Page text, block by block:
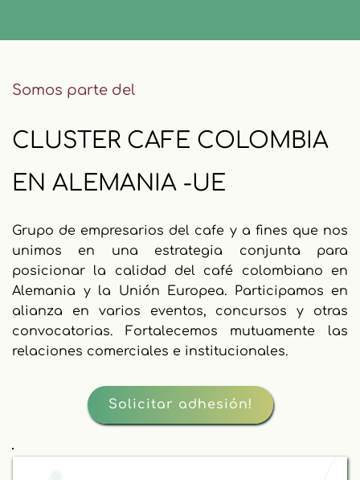
Somos parte del
CLUSTER CAFE COLOMBIA
EN ALEMANIA -UE
Grupo de empresarios del cafe y a fines que nos
unimos en una estrategia conjunta para
posicionar la calidad del café colombiano en
Alemania y la Unión Europea. Participamos en
alianza en varios eventos, concursos y otras
convocatorias. Fortalecemos mutuamente las
relaciones comerciales e institucionales.
Solicitar adhesión!